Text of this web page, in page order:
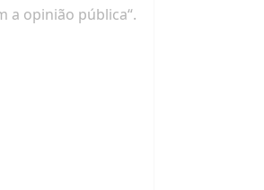
a opinião pública“.